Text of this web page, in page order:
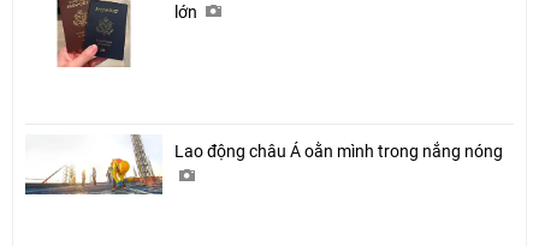
lớn
Lao động châu Á oằn mình trong nắng nóng